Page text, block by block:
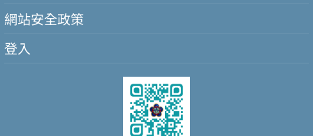
網站安全政策
登入